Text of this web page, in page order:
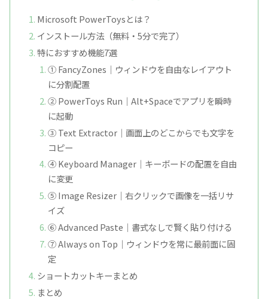
Microsoft PowerToysとは？
インストール方法（無料・5分で完了）
特におすすめ機能7選
① FancyZones｜ウィンドウを自由なレイアウト
に分割配置
② PowerToys Run｜Alt+Spaceでアプリを瞬時
に起動
③ Text Extractor｜画面上のどこからでも文字を
コピー
④ Keyboard Manager｜キーボードの配置を自由
に変更
⑤ Image Resizer｜右クリックで画像を一括リサ
イズ
⑥ Advanced Paste｜書式なしで賢く貼り付ける
⑦ Always on Top｜ウィンドウを常に最前面に固
定
ショートカットキーまとめ
まとめ